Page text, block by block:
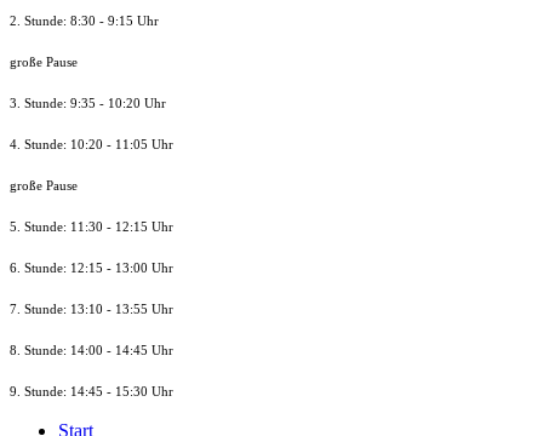
2. Stunde: 8:30 - 9:15 Uhr
große Pause
3. Stunde: 9:35 - 10:20 Uhr
4. Stunde: 10:20 - 11:05 Uhr
große Pause
5. Stunde: 11:30 - 12:15 Uhr
6. Stunde: 12:15 - 13:00 Uhr
7. Stunde: 13:10 - 13:55 Uhr
8. Stunde: 14:00 - 14:45 Uhr
9. Stunde: 14:45 - 15:30 Uhr
Start